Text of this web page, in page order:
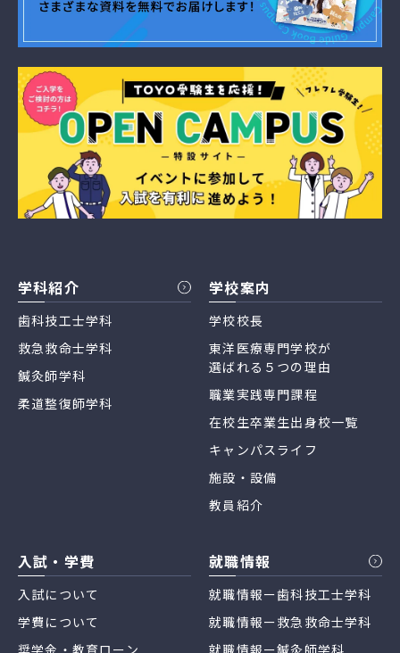
学科紹介
歯科技工士学科
救急救命士学科
鍼灸師学科
柔道整復師学科
学校案内
学校校長
東洋医療専門学校が
選ばれる５つの理由
職業実践専門課程
在校生卒業生出身校一覧
キャンパスライフ
施設・設備
教員紹介
入試・学費
入試について
学費について
就職情報
就職情報ー歯科技工士学科
就職情報ー救急救命士学科